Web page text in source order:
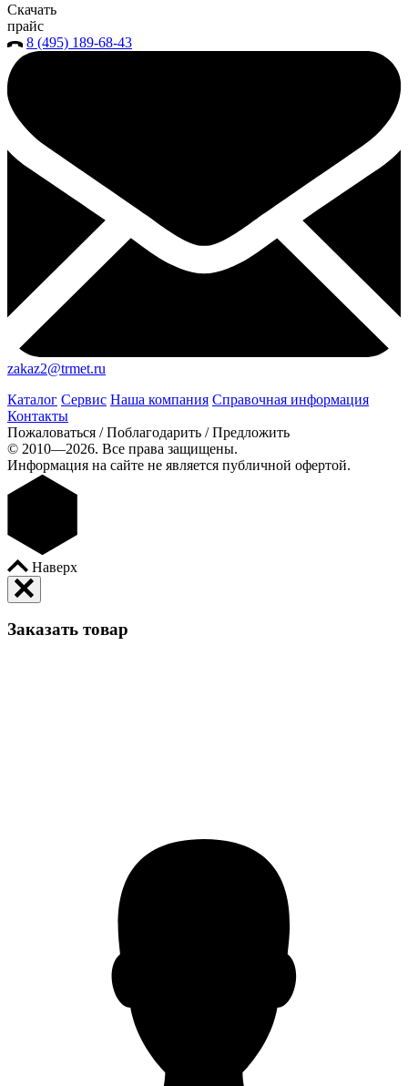
Скачать
прайс
8 (495) 189-68-43
zakaz2@trmet.ru
Каталог Сервис Наша компания Справочная информация
Контакты
Пожаловаться / Поблагодарить / Предложить
© 2010—2026. Все права защищены.
Информация на сайте не является публичной офертой.
Наверх
Заказать товар